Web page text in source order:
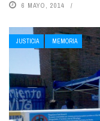
6 MAYO, 2014
JUSTICIA MEMORIA